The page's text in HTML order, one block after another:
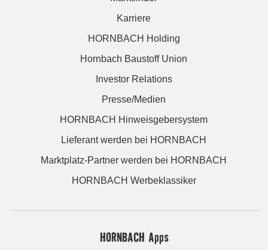
Karriere
HORNBACH Holding
Hornbach Baustoff Union
Investor Relations
Presse/Medien
HORNBACH Hinweisgebersystem
Lieferant werden bei HORNBACH
Marktplatz-Partner werden bei HORNBACH
HORNBACH Werbeklassiker
HORNBACH Apps